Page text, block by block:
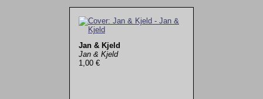
Jan & Kjeld
Jan & Kjeld
1,00 €